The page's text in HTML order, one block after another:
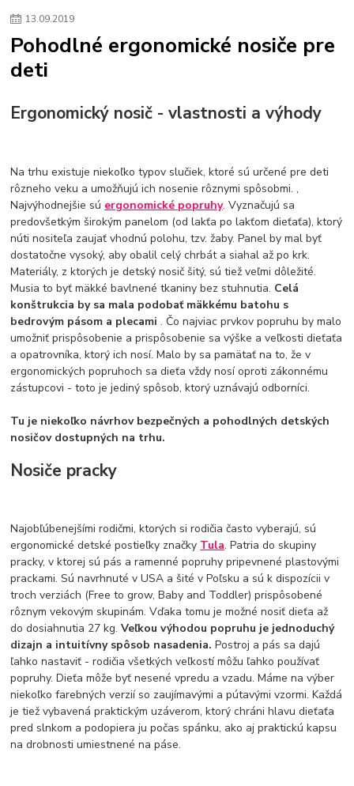
Plyšový macovia
Lego Star Wars
Darčeky na Vianoce 2019
Vianočný darček pre dievča do 20€
L.O.L. Surprise bábiky
L.O.L. Surprise autíčka
L.O.L. Surprise zberateľské figúrky
L.O.L. OMG L.O.L. OMG Bábiky
13.09.2019
Pohodlné ergonomické nosiče pre
deti
Ergonomický nosič - vlastnosti a výhody
Na trhu existuje niekoľko typov slučiek, ktoré sú určené pre deti
rôzneho veku a umožňujú ich nosenie rôznymi spôsobmi. ,
Najvýhodnejšie sú ergonomické popruhy. Vyznačujú sa
predovšetkým širokým panelom (od lakťa po lakťom dieťaťa), ktorý
núti nositeľa zaujať vhodnú polohu, tzv. žaby. Panel by mal byť
dostatočne vysoký, aby obalil celý chrbát a siahal až po krk.
Materiály, z ktorých je detský nosič šitý, sú tiež veľmi dôležité.
Musia to byť mäkké bavlnené tkaniny bez stuhnutia. Celá
konštrukcia by sa mala podobať mäkkému batohu s
bedrovým pásom a plecami. Čo najviac prvkov popruhu by malo
umožniť prispôsobenie a prispôsobenie sa výške a veľkosti dieťaťa
a opatrovníka, ktorý ich nosí. Malo by sa pamätať na to, že v
ergonomických popruhoch sa dieťa vždy nosí oproti zákonnému
zástupcovi - toto je jediný spôsob, ktorý uznávajú odborníci.
Tu je niekoľko návrhov bezpečných a pohodlných detských
nosičov dostupných na trhu.
Nosiče pracky
Najobľúbenejšími rodičmi, ktorých si rodičia často vyberajú, sú
ergonomické detské postieľky značky Tula. Patria do skupiny
pracky, v ktorej sú pás a ramenné popruhy pripevnené plastovými
prackami. Sú navrhnuté v USA a šité v Poľsku a sú k dispozícii v
troch verziách (Free to grow, Baby and Toddler) prispôsobené
rôznym vekovým skupinám. Vďaka tomu je možné nosiť dieťa až
do dosiahnutia 27 kg.Veľkou výhodou popruhu je jednoduchý
dizajn a intuitívny spôsob nasadenia.Postroj a pás sa dajú
ľahko nastaviť - rodičia všetkých veľkostí môžu ľahko používať
popruhy. Dieťa môže byť nesené vpredu a vzadu. Máme na výber
niekoľko farebných verzií so zaujímavými a pútavými vzormi. Každá
je tiež vybavená praktickým uzáverom, ktorý chráni hlavu dieťaťa
pred slnkom a podopiera ju počas spánku, ako aj praktickú kapsu
na drobnosti umiestnené na páse.